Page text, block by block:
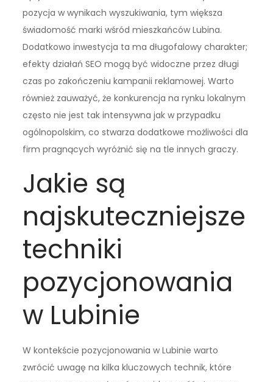
pozycja w wynikach wyszukiwania, tym większa
świadomość marki wśród mieszkańców Lubina.
Dodatkowo inwestycja ta ma długofalowy charakter;
efekty działań SEO mogą być widoczne przez długi
czas po zakończeniu kampanii reklamowej. Warto
również zauważyć, że konkurencja na rynku lokalnym
często nie jest tak intensywna jak w przypadku
ogólnopolskim, co stwarza dodatkowe możliwości dla
firm pragnących wyróżnić się na tle innych graczy.
Jakie są
najskuteczniejsze
techniki
pozycjonowania
w Lubinie
W kontekście pozycjonowania w Lubinie warto
zwrócić uwagę na kilka kluczowych technik, które